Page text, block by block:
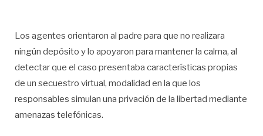
Los agentes orientaron al padre para que no realizara
ningún depósito y lo apoyaron para mantener la calma, al
detectar que el caso presentaba características propias
de un secuestro virtual, modalidad en la que los
responsables simulan una privación de la libertad mediante
amenazas telefónicas.